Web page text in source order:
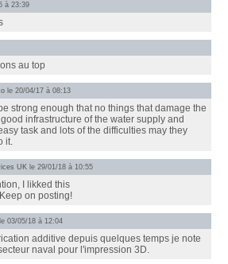
à 23:39
au top
le 20/04/17 à 08:13
strong enough that no things that damage the
infrastructure of the water supply and
task and lots of the difficulties may they
it.
UK le 29/01/18 à 10:55
I likked tһis
on posting!
le 03/05/18 à 12:04
additive depuis quelques temps je note
naval pour l'impression 3D.